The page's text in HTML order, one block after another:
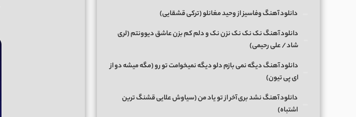
دانلود آهنگ وفاسیز از وحید مغانلو (ترکی قشقایی)
دانلود آهنگ نک نک نک نزن نک و دلم کم بزن عاشق دیوونتم (لری
شاد / علی رحیمی)
دانلود آهنگ دیگه نمی بازم دلو دیگه نمیخوامت تو رو (مگه میشه دو از
ای پی تیون)
دانلود آهنگ نشد بری آخر از تو یاد من (سیاوش علایی قشنگ ترین
اشتباه)